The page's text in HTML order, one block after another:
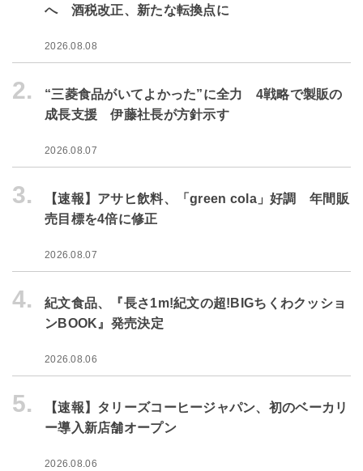
へ 酒税改正、新たな転換点に
2026.08.08
2.
“三菱食品がいてよかった”に全力 4戦略で製販の
成長支援 伊藤社長が方針示す
2026.08.07
3.
【速報】アサヒ飲料、「green cola」好調 年間販
売目標を4倍に修正
2026.08.07
4.
紀文食品、『長さ1m!紀文の超!BIGちくわクッショ
ンBOOK』発売決定
2026.08.06
5.
【速報】タリーズコーヒージャパン、初のベーカリ
ー導入新店舗オープン
2026.08.06